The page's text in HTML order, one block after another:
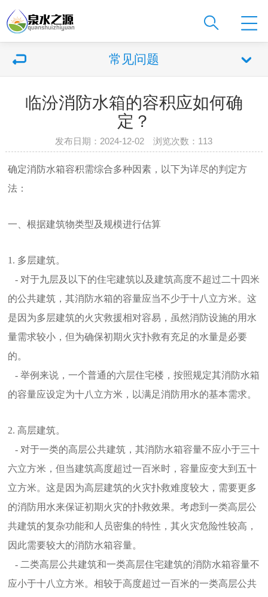
常见问题
临汾消防水箱的容积应如何确
定？
发布日期：2024-12-02 浏览次数： 113
确定消防水箱容积需综合多种因素，以下为详尽的判定方
法：
一、根据建筑物类型及规模进行估算
1. 多层建筑。
- 对于九层及以下的住宅建筑以及建筑高度不超过二十四米
的公共建筑，其消防水箱的容量应当不少于十八立方米。这
是因为多层建筑的火灾救援相对容易，虽然消防设施的用水
量需求较小，但为确保初期火灾扑救有充足的水量是必要
的。
- 举例来说，一个普通的六层住宅楼，按照规定其消防水箱
的容量应设定为十八立方米，以满足消防用水的基本需求。
2. 高层建筑。
- 对于一类的高层公共建筑，其消防水箱容量不应小于三十
六立方米，但当建筑高度超过一百米时，容量应变大到五十
立方米。这是因为高层建筑的火灾扑救难度较大，需要更多
的消防用水来保证初期火灾的扑救效果。考虑到一类高层公
共建筑的复杂功能和人员密集的特性，其火灾危险性较高，
因此需要较大的消防水箱容量。
- 二类高层公共建筑和一类高层住宅建筑的消防水箱容量不
应小于十八立方米。相较于高度超过一百米的一类高层公共